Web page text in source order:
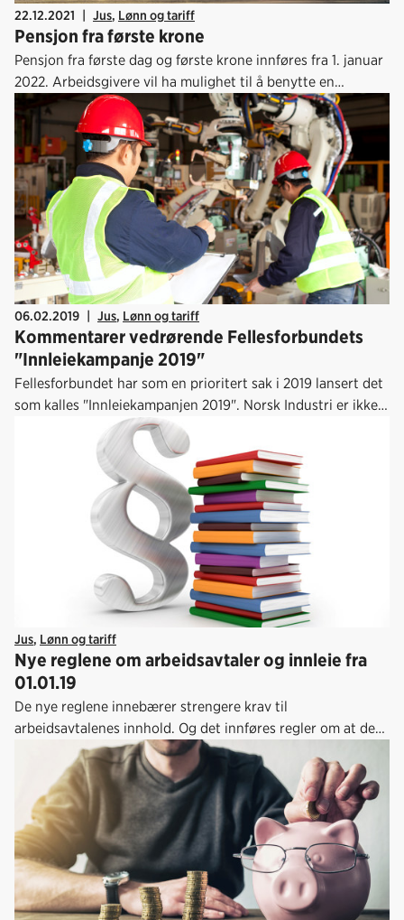
22.12.2021 | Jus, Lønn og tariff
Pensjon fra første krone
Pensjon fra første dag og første krone innføres fra 1. januar
2022. Arbeidsgivere vil ha mulighet til å benytte en
overgangsperiode frem til og med 30. juni 2022. Bedriftene
må dermed ha tilpasset sin pensjonsavtale før 1.7 2022.
06.02.2019 | Jus, Lønn og tariff
Kommentarer vedrørende Fellesforbundets
"Innleiekampanje 2019"
Fellesforbundet har som en prioritert sak i 2019 lansert det
som kalles "Innleiekampanjen 2019". Norsk Industri er ikke
enige i budskapet som ligger i forbundets veiledning til
lokale tillitsvalgte
Jus, Lønn og tariff
Nye reglene om arbeidsavtaler og innleie fra
01.01.19
De nye reglene innebærer strengere krav til
arbeidsavtalenes innhold. Og det innføres regler om at de
lokale parter bare kan avtale utvidet adgang til innleie i
bedrifter som er bundet av landsdekkende tariffavtale der
store fagorganisasjoner er part på arbeidstakersiden.